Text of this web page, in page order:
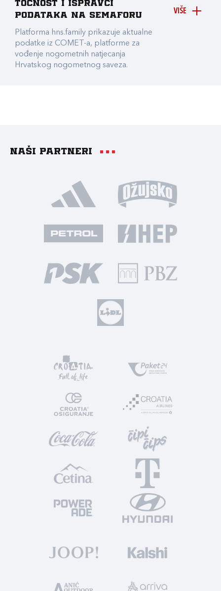
VIŠE
točnost i ispravci
podataka na Semaforu
Platforma hns.family prikazuje aktualne
podatke iz COMET-a, platforme za
vođenje nogometnih natjecanja
Hrvatskog nogometnog saveza.
Naši partneri